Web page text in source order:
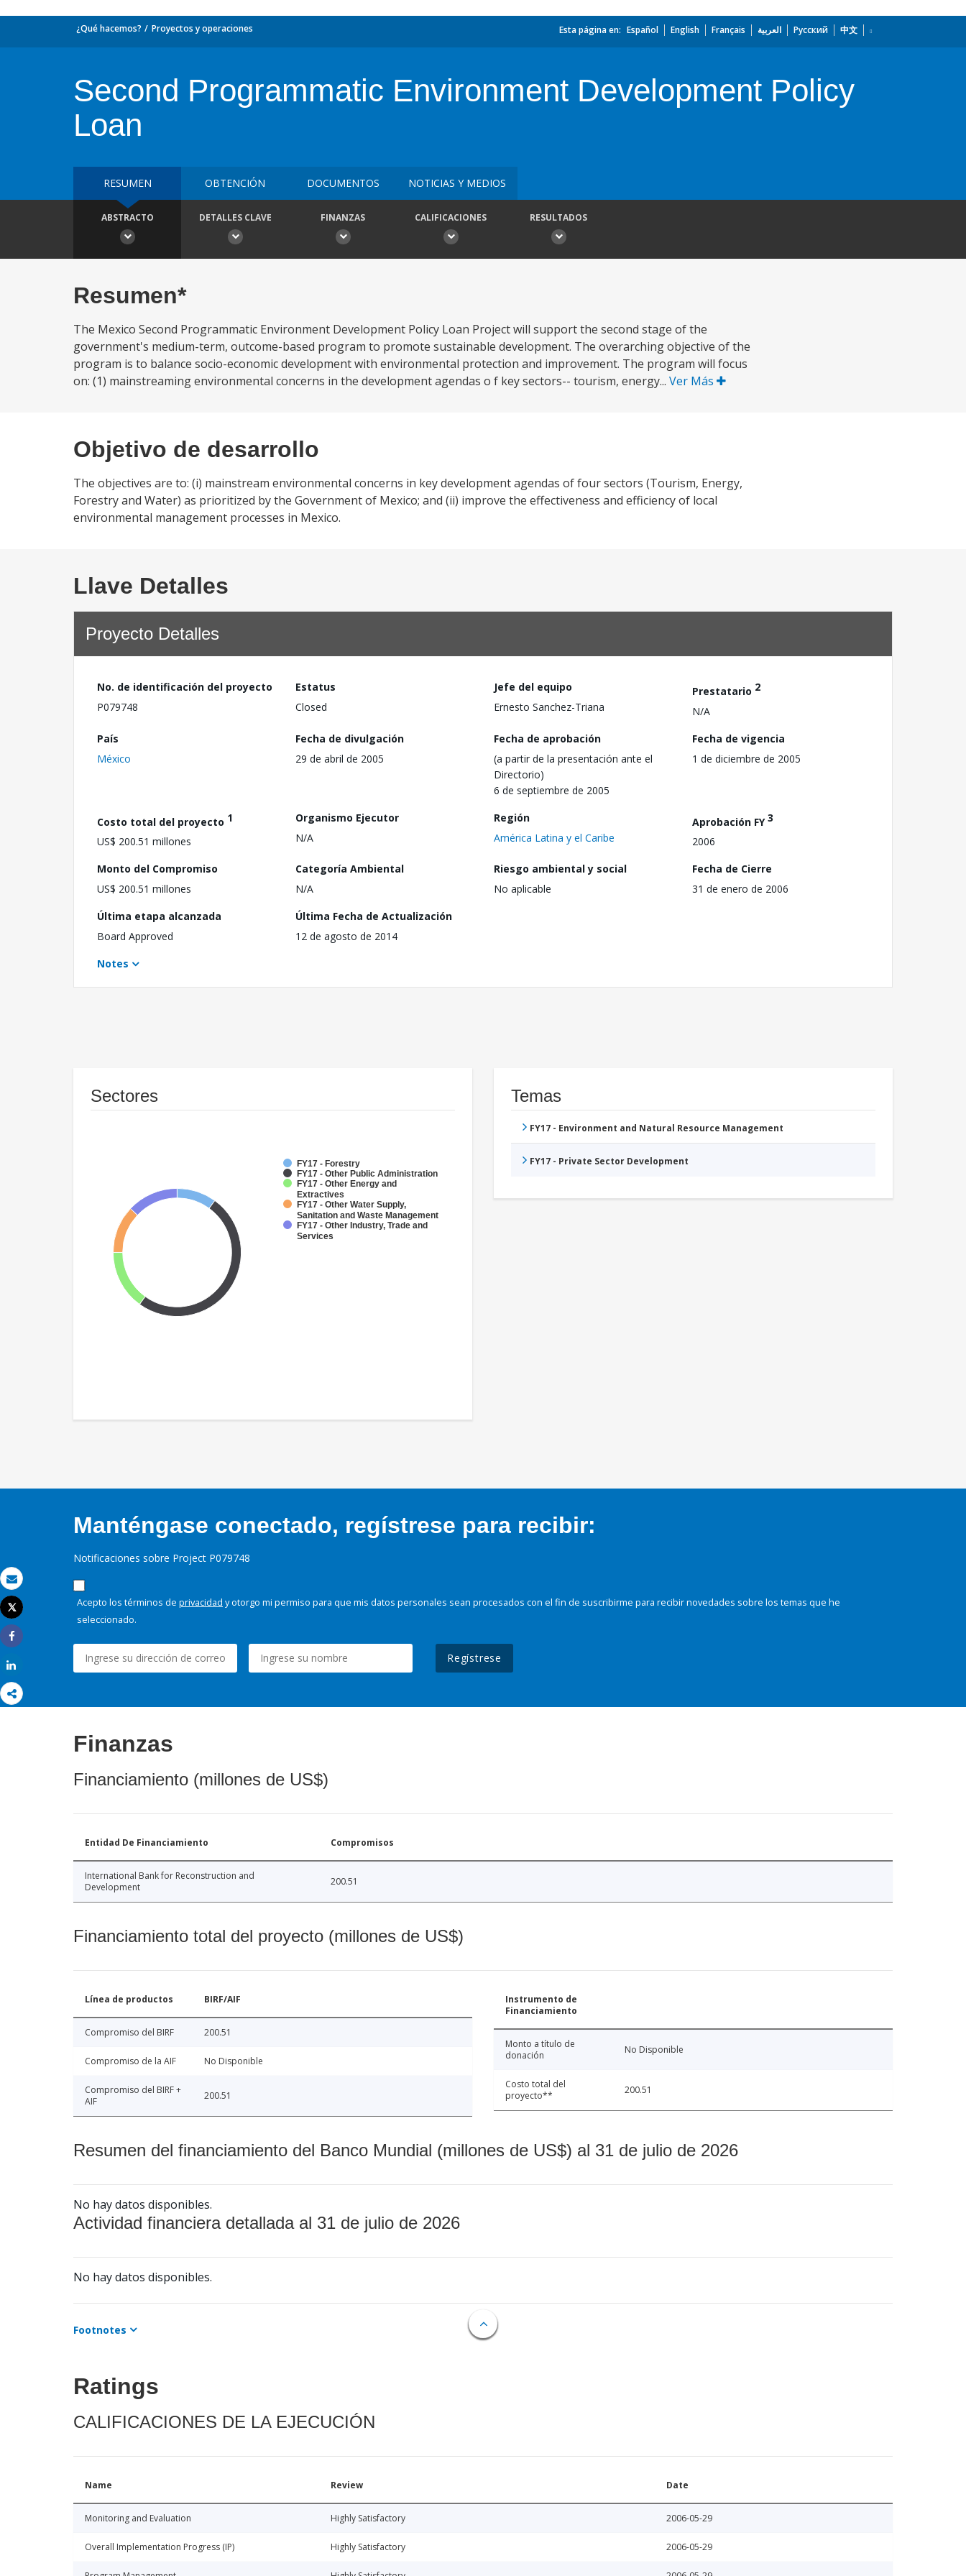
Correo electrónico
Imprimir
Tweet
Share
¿Qué hacemos? Proyectos y operaciones Esta página en: Español English Français العربية Русский 中文
Second Programmatic Environment Development Policy
Loan
RESUMEN OBTENCIÓN DOCUMENTOS NOTICIAS Y MEDIOS
ABSTRACTO DETALLES CLAVE FINANZAS CALIFICACIONES RESULTADOS
Resumen*
The Mexico Second Programmatic Environment Development Policy Loan Project will support the second stage of the
government's medium-term, outcome-based program to promote sustainable development. The overarching objective of the
program is to balance socio-economic development with environmental protection and improvement. The program will focus
on: (1) mainstreaming environmental concerns in the development agendas o f key sectors-- tourism, energy... Ver Más
Objetivo de desarrollo
The objectives are to: (i) mainstream environmental concerns in key development agendas of four sectors (Tourism, Energy,
Forestry and Water) as prioritized by the Government of Mexico; and (ii) improve the effectiveness and efficiency of local
environmental management processes in Mexico.
Llave Detalles
Proyecto Detalles
No. de identificación del proyecto
P079748
Estatus
Closed
Jefe del equipo
Ernesto Sanchez-Triana
Prestatario 2
N/A
País
México
Fecha de divulgación
29 de abril de 2005
Fecha de aprobación
(a partir de la presentación ante el
Directorio)
6 de septiembre de 2005
Fecha de vigencia
1 de diciembre de 2005
Costo total del proyecto 1
US$ 200.51 millones
Organismo Ejecutor
N/A
Región
América Latina y el Caribe
Aprobación FY3
2006
Monto del Compromiso
US$ 200.51 millones
Categoría Ambiental
N/A
Riesgo ambiental y social
No aplicable
Fecha de Cierre
31 de enero de 2006
Última etapa alcanzada
Board Approved
Última Fecha de Actualización
12 de agosto de 2014
Notes
Sectores
FY17 - Forestry
FY17 - Other Public Administration
FY17 - Other Energy and
Extractives
FY17 - Other Water Supply,
Sanitation and Waste Management
FY17 - Other Industry, Trade and
Services
Temas
FY17 - Environment and Natural Resource Management
FY17 - Private Sector Development
Manténgase conectado, regístrese para recibir:
Notificaciones sobre Project P079748
Acepto los términos de privacidad y otorgo mi permiso para que mis datos personales sean procesados con el fin de suscribirme para recibir novedades sobre los temas que he
seleccionado.
Regístrese
Finanzas
Financiamiento (millones de US$)
Entidad De Financiamiento Compromisos
International Bank for Reconstruction and
Development
200.51
Financiamiento total del proyecto (millones de US$)
Línea de productos BIRF/AIF
Compromiso del BIRF 200.51
Compromiso de la AIF No Disponible
Compromiso del BIRF +
AIF
200.51
Instrumento de
Financiamiento
Monto a título de
donación
No Disponible
Costo total del
proyecto**
200.51
Resumen del financiamiento del Banco Mundial (millones de US$) al 31 de julio de 2026
No hay datos disponibles.
Actividad financiera detallada al 31 de julio de 2026
No hay datos disponibles.
Footnotes
Ratings
CALIFICACIONES DE LA EJECUCIÓN
Name Review Date
Monitoring and Evaluation Highly Satisfactory 2006-05-29
Overall Implementation Progress (IP) Highly Satisfactory 2006-05-29